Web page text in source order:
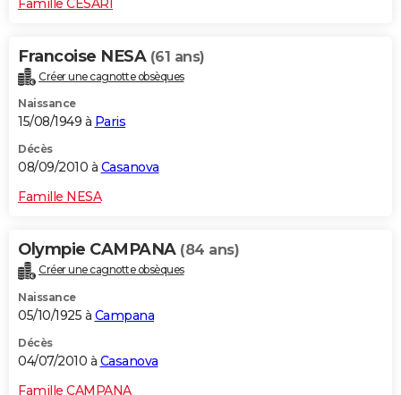
Francoise NESA (61 ans)
Créer une cagnotte obsèques
Naissance
15/08/1949 à Paris
Décès
08/09/2010 à Casanova
Famille NESA
Olympie CAMPANA (84 ans)
Créer une cagnotte obsèques
Naissance
05/10/1925 à Campana
Décès
04/07/2010 à Casanova
Famille CAMPANA